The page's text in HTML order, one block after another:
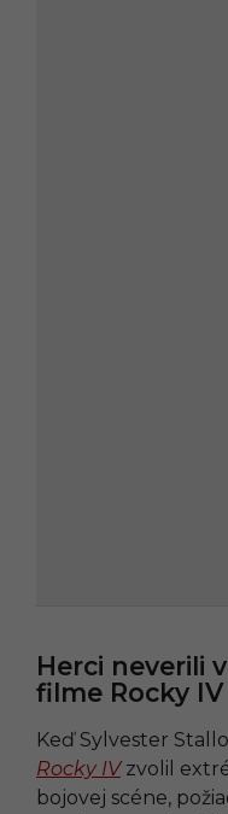
Herci neverili
filme Rocky IV
Keď Sylvester
Rocky IVzvolil
bojovej scéne,